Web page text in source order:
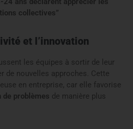
collectives”
et l’innovation
les équipes à sortir de leur
de nouvelles approches. Cette
en entreprise, car elle favorise
de problèmes de manière plus